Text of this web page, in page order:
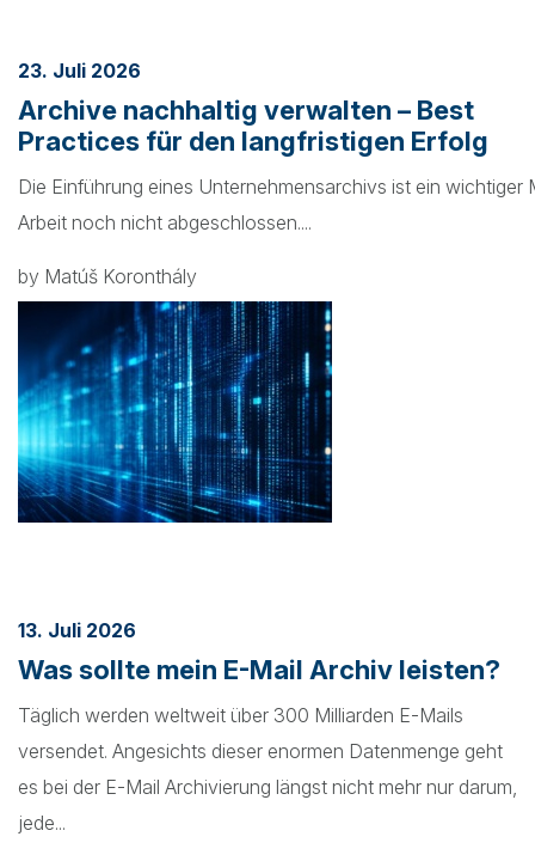
23. Juli 2026
Archive nachhaltig verwalten – Best
Practices für den langfristigen Erfolg
Die Einführung eines Unternehmensarchivs ist ein wichtiger
Arbeit noch nicht abgeschlossen....
by Matúš Koronthály
13. Juli 2026
Was sollte mein E-Mail Archiv leisten?
Täglich werden weltweit über 300 Milliarden E-Mails
versendet. Angesichts dieser enormen Datenmenge geht
es bei der E-Mail Archivierung längst nicht mehr nur darum,
jede...